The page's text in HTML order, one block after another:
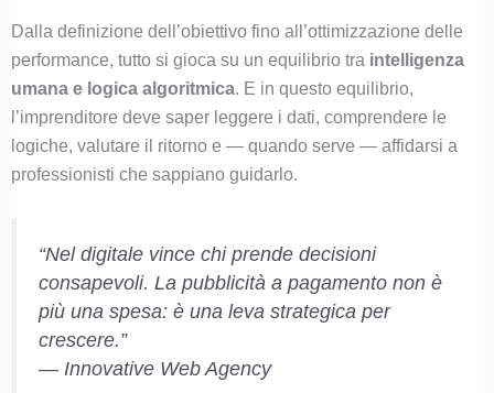
Dalla definizione dell’obiettivo fino all’ottimizzazione delle
performance, tutto si gioca su un equilibrio tra intelligenza
umana e logica algoritmica. E in questo equilibrio,
l’imprenditore deve saper leggere i dati, comprendere le
logiche, valutare il ritorno e — quando serve — affidarsi a
professionisti che sappiano guidarlo.
“Nel digitale vince chi prende decisioni
consapevoli. La pubblicità a pagamento non è
più una spesa: è una leva strategica per
crescere.”
— Innovative Web Agency